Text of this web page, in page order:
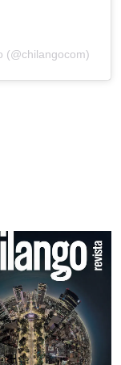
(@chilangocom)